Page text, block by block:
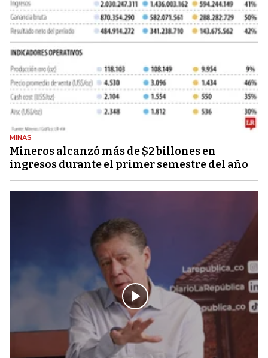
MINAS
Mineros alcanzó más de $2 billones en
ingresos durante el primer semestre del año